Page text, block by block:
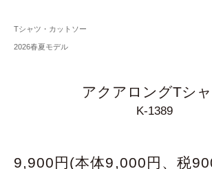
Tシャツ・カットソー
2026春夏モデル
アクアロングTシ
K-1389
9,900円(本体9,000円、税